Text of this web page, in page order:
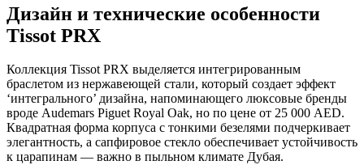
Дизайн и технические особенности
Tissot PRX
Коллекция Tissot PRX выделяется интегрированным
браслетом из нержавеющей стали, который создает эффект
‘интегрального’ дизайна, напоминающего люксовые бренды
вроде Audemars Piguet Royal Oak, но по цене от 25 000 AED.
Квадратная форма корпуса с тонкими безелями подчеркивает
элегантность, а сапфировое стекло обеспечивает устойчивость
к царапинам — важно в пыльном климате Дубая.